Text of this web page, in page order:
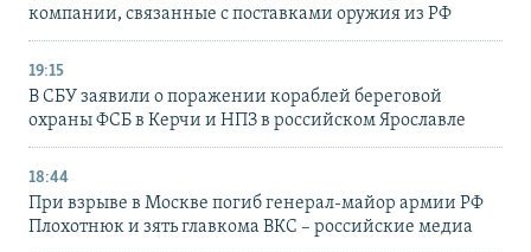
компании, связанные с поставками оружия из РФ
19:15
В СБУ заявили о поражении кораблей береговой
охраны ФСБ в Керчи и НПЗ в российском Ярославле
18:44
При взрыве в Москве погиб генерал-майор армии РФ
Плохотнюк и зять главкома ВКС – российские медиа